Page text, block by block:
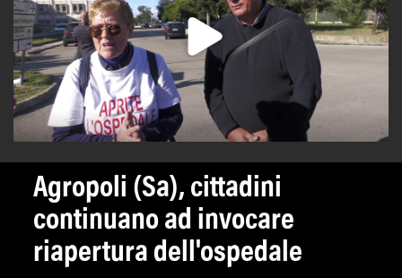
Agropoli (Sa), cittadini
continuano ad invocare
riapertura dell'ospedale